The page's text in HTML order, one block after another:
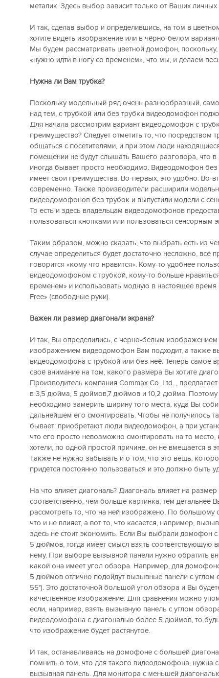
металик. Здесь выбор зависит только от Ваших
И так, сделав выбор и определившись, на том в
хотите видеть изображение или в чёрно-белом
Мы будем рассматривать цветной домофон, поскольку,
«нужно идти в ногу со временем», что мы, и делаем
Нужна ли Вам трубка?
Поскольку модельный ряд очень разнообразный,
над тем, с трубкой или без трубки видеодомофон
Для начала рассмотрим вариант видеодомофон с
преимущество? Следует отметить то, что посредством
общаться с посетителями, и при этом люди
помещении не будут слышать Вашего разговора, что в
иногда бывает просто необходимо. Видеодомофон без
имеет свои преимущества. Во-первых, это удобно. Во-
современно. Также производители расширили
видеодомофонов без трубок и выпустили модели с
То есть и здесь владельцам видеодомофонов
пользоваться кнопками или пользоваться сенсорным
Таким образом, можно сказать, что выбрать есть из
случае определиться будет достаточно несложно, всё
говорится «кому что нравится». Кому-то удобнее
видеодомофоном с трубкой, кому-то больше
временем» и использовать модную в настоящее
Free» (свободные руки).
Важен ли размер диагонали экрана?
И так, Вы определились, с чёрно-белым
изображением видеодомофон Вам подходит, а также
видеодомофона с трубкой или без неё. Теперь самое
своё внимание на том, какого размера Вы хотите
Производитель компания Commax Co. Ltd. ,
в 3,5 дюйма, 5 дюймов,7 дюймов и 10,2 дюйма. Поэтому
необходимо замерить ширину того места, куда Вы
дальнейшем его смонтировать. Чтобы не получилось
бывает: приобретают люди видеодомофон, а при
что его просто невозможно смонтировать на то место,
хотели, по одной простой причине, он не вмещается в
Также не нужно забывать и о том, что это вещь,
придётся постоянно пользоваться и это должно быть
На что влияет диагональ? Диагональ влияет на размер
соответственно, чем больше картинка, тем детальнее
рассмотреть то, что на ней изображено. По большому
что и не влияет, а вот то, что касается, например,
здесь не стоит экономить. Если Вы выбрали домофон
5 дюймов, тогда имеет смысл взять соответствующую
нему. При выборе вызывной панели нужно обратить
какой она имеет угол обзора. Например, для
5 дюймов отлично подойдут вызывные панели с углом
55°). Это достаточной большой угол обзора и Вы
качественное изображение. Для сравнения можно
если, например, взять вызывную панель с углом
видеодомофона с диагональю более 5 дюймов, то
что изображение будет растянутое.
И так, останавливаясь на домофоне с большей
помнить о том, что для такого видеодомофона, нужна
вызывная панель. Для монитора с меньшей